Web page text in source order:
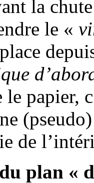
la
le «
papier,
de
plan «